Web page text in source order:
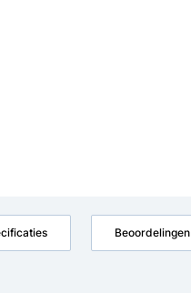
Beoordelingen